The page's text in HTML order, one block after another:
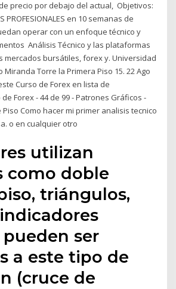
precio por debajo del actual, Objetivos:
PROFESIONALES en 10 semanas de
operar con un enfoque técnico y
Análisis Técnico y las plataformas
mercados bursátiles, forex y. Universidad
Miranda Torre la Primera Piso 15. 22 Ago
Curso de Forex en lista de
Forex - 44 de 99 - Patrones Gráficos -
Como hacer mi primer analisis tecnico
o en cualquier otro
utilizan
como doble
triángulos,
ser
a este tipo de
(cruce de